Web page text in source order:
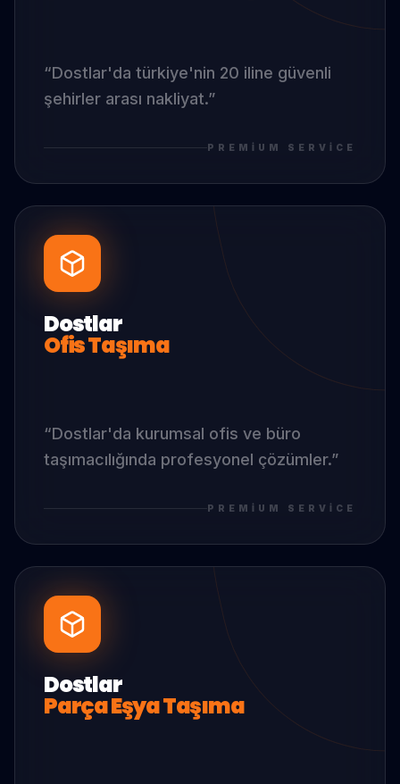
“Dostlar'da türkiye'nin 20 iline güvenli
şehirler arası nakliyat.”
PREMIUM SERVICE
Dostlar
Ofis Taşıma
“Dostlar'da kurumsal ofis ve büro
taşımacılığında profesyonel çözümler.”
PREMIUM SERVICE
Dostlar
Parça Eşya Taşıma